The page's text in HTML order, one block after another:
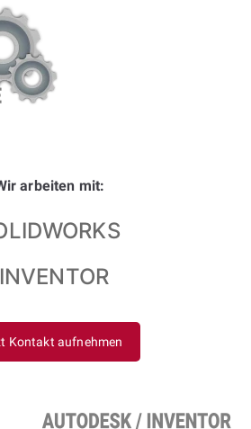
arbeiten mit:
Kontakt aufnehmen